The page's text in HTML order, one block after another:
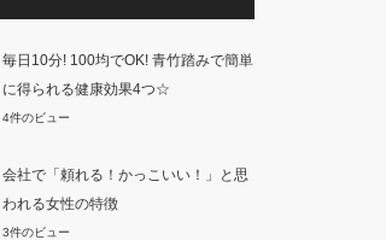
毎日10分! 100均でOK! 青竹踏みで簡単
に得られる健康効果4つ☆
4件のビュー
会社で「頼れる！かっこいい！」と思
われる女性の特徴
3件のビュー